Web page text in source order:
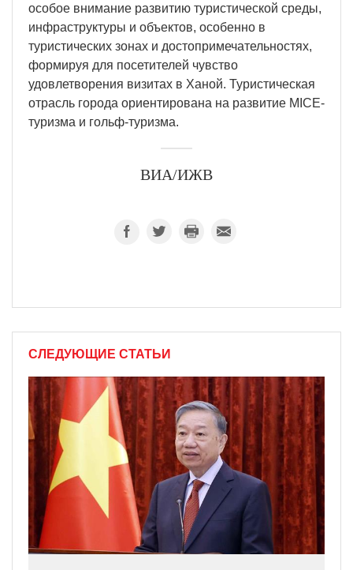
особое внимание развитию туристической среды,
инфраструктуры и объектов, особенно в
туристических зонах и достопримечательностях,
формируя для посетителей чувство
удовлетворения визитах в Ханой. Туристическая
отрасль города ориентирована на развитие MICE-
туризма и гольф-туризма.
ВИА/ИЖВ
СЛЕДУЮЩИЕ СТАТЬИ